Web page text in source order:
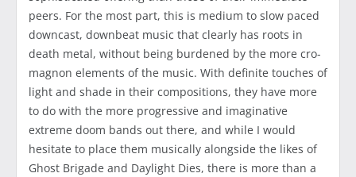
peers. For the most part, this is medium to slow paced
downcast, downbeat music that clearly has roots in
death metal, without being burdened by the more cro-
magnon elements of the music. With definite touches of
light and shade in their compositions, they have more
to do with the more progressive and imaginative
extreme doom bands out there, and while I would
hesitate to place them musically alongside the likes of
Ghost Brigade and Daylight Dies, there is more than a